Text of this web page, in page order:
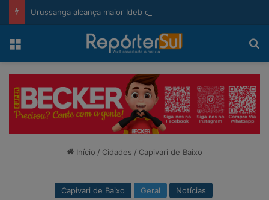
Menu
Início / Cidades / Capivari de Baixo
Capivari de Baixo Geral Notícias